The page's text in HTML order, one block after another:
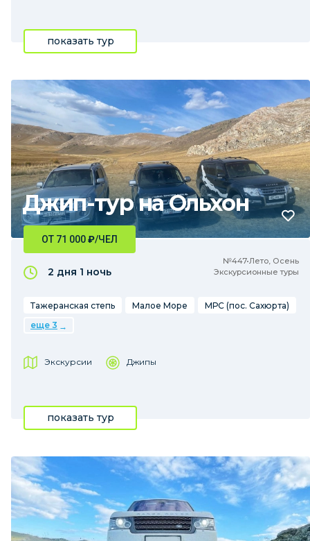
показать тур
Джип-тур на Ольхон
№447•Лето, Осень
Экскурсионные туры
ОТ 71 000₽/ЧЕЛ
2 дня 1 ночь
Тажеранская степь Малое Море
МРС (пос. Сахюрта)
еще 3
Экскурсии Джипы
показать тур